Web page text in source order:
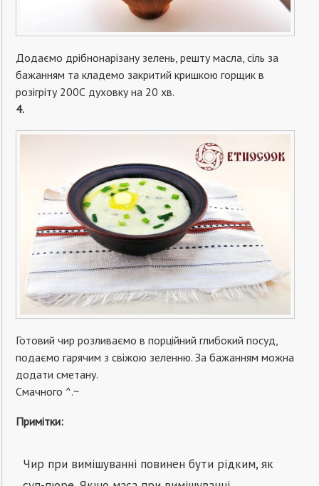
Додаємо дрібнонарізану зелень, решту масла, сіль за
бажанням та кладемо закритий кришкою горщик в
розігріту 200С духовку на 20 хв.
4.
Готовий чир розливаємо в порційний глибокий посуд,
подаємо гарячим з свіжою зеленню. За бажанням можна
додати сметану.
Смачного ^.~
Примітки:
Чир при вимішуванні повинен бути рідким, як